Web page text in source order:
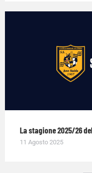
La stagione 2025/26
11 Agosto 2025